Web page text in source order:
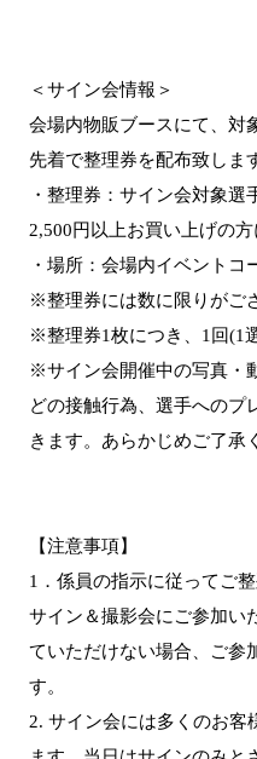
＜サイン会情報＞
会場内物販ブースにて、対
先着で整理券を配布致しま
・整理券：サイン会対象
2,500円以上お買い上げの
・場所：会場内イベントコ
※整理券には数に限りがご
※整理券1枚につき、1回(1
※サイン会開催中の写真・
どの接触行為、選手へのプ
きます。あらかじめご了承
【注意事項】
1．係員の指示に従ってご
サイン＆撮影会にご参加い
ていただけない場合、ご参
す。
2. サイン会には多くのお客